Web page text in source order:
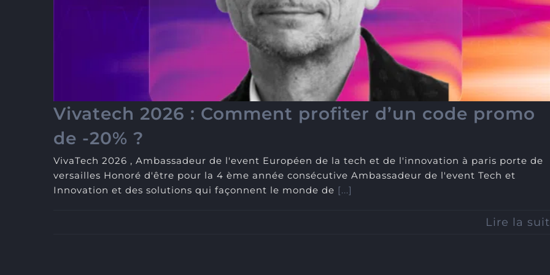
-20% ?
Vivatech 2026 : Comment profiter d’un code promo
de -20% ?
VivaTech 2026 , Ambassadeur de l'event Européen de la tech et de l'innovation à paris porte de
versailles Honoré d'être pour la 4 ème année consécutive Ambassadeur de l'event Tech et
Innovation et des solutions qui façonnent le monde de [...]
Lire la